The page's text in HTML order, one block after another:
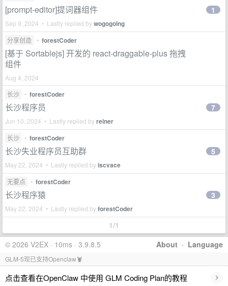
[prompt-editor]提词器组件
Sep 9, 2024 • Lastly replied bywogogoing
1
分享创造 • forestCoder
[基于 Sortablejs] 开发的 react-draggable-plus 拖拽
组件
Aug 4, 2024
长沙
• forestCoder
长沙程序员
Jun 10, 2024 • Lastly replied byreiner
7
长沙 • forestCoder
长沙失业程序员互助群
May 22, 2024 • Lastly replied byiscvace
5
无要点 • forestCoder
长沙程序猿
May 22, 2024 • Lastly replied byforestCoder
3
1/1
About · Language
© 2026 V2EX · 10ms · 3.9.8.5
GLM-5现已支持Openclaw🦞
点击查看在OpenClaw 中使用 GLM Coding Plan的教程 ›